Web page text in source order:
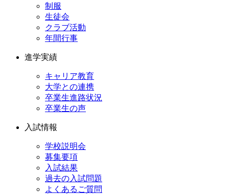
制服
生徒会
クラブ活動
年間行事
進学実績
キャリア教育
大学との連携
卒業生進路状況
卒業生の声
入試情報
学校説明会
募集要項
入試結果
過去の入試問題
よくあるご質問